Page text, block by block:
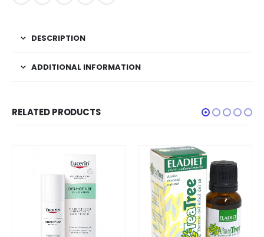
DESCRIPTION
ADDITIONAL INFORMATION
RELATED PRODUCTS